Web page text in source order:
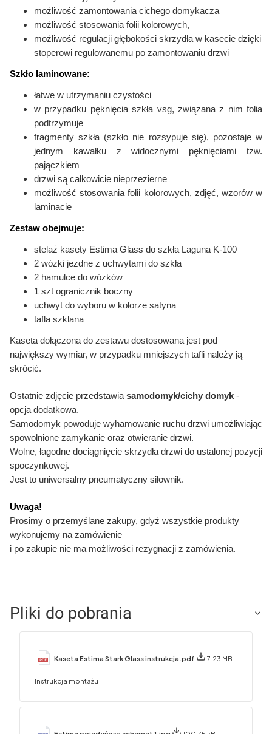
możliwość zamontowania cichego domykacza
możliwość stosowania folii kolorowych,
możliwość regulacji głębokości skrzydła w kasecie dzięki
stoperowi regulowanemu po zamontowaniu drzwi
Szkło laminowane:
łatwe w utrzymaniu czystości
w przypadku pęknięcia szkła vsg, związana z nim folia
podtrzymuje
fragmenty szkła (szkło nie rozsypuje się), pozostaje w
jednym kawałku z widocznymi pęknięciami tzw.
pajączkiem
drzwi są całkowicie nieprzezierne
możliwość stosowania folii kolorowych, zdjęć, wzorów w
laminacie
Zestaw obejmuje:
stelaż kasety Estima Glass do szkła Laguna K-100
2 wózki jezdne z uchwytami do szkła
2 hamulce do wózków
1 szt ogranicznik boczny
uchwyt do wyboru w kolorze satyna
tafla szklana
Kaseta dołączona do zestawu dostosowana jest pod
największy wymiar, w przypadku mniejszych tafli należy ją
skrócić.
Ostatnie zdjęcie przedstawia samodomyk/cichy domyk -
opcja dodatkowa.
Samodomyk powoduje wyhamowanie ruchu drzwi umożliwiając
spowolnione zamykanie oraz otwieranie drzwi.
Wolne, łagodne dociągnięcie skrzydła drzwi do ustalonej pozycji
spoczynkowej.
Jest to uniwersalny pneumatyczny siłownik.
Uwaga!
Prosimy o przemyślane zakupy, gdyż wszystkie produkty
wykonujemy na zamówienie
i po zakupie nie ma możliwości rezygnacji z zamówienia.
Pliki do pobrania
Kaseta Estima Stark Glass instrukcja.pdf 7.23 MB
Instrukcja montażu